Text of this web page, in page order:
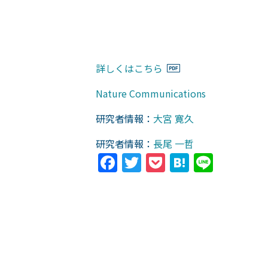
詳しくはこちら
Nature Communications
研究者情報： 大宮 寛久
研究者情報： 長尾 一哲
Facebook
Twitter
PocketHatena